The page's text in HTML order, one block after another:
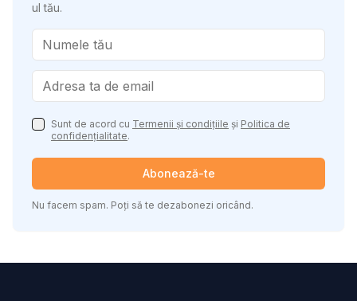
ul tău.
Sunt de acord cu Termenii și condițiile și Politica de
confidențialitate.
Abonează-te
Nu facem spam. Poți să te dezabonezi oricând.